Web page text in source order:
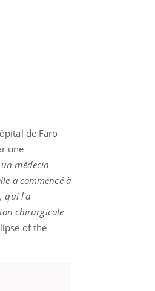
de Faro
une
médecin
a commencé à
qui l'a
chirurgicale
of the